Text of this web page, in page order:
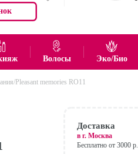
55-75
показать все товары
Волосы Эко/Био
Pleasant memories RO11
Доставка
в г.Москва
Бесплатно от 3000 р.